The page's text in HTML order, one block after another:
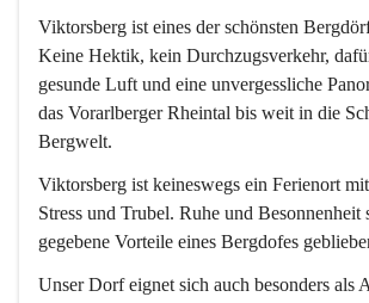
Viktorsberg ist eines der schönsten
Keine Hektik, kein Durchzugsverkehr,
gesunde Luft und eine unvergessliche
das Vorarlberger Rheintal bis weit in die
Bergwelt.
Viktorsberg ist keineswegs ein Ferienort
Stress und Trubel. Ruhe und Besonnenheit
gegebene Vorteile eines Bergdofes
Unser Dorf eignet sich auch besonders als